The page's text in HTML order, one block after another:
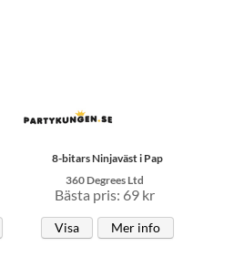
8-bitars Ninjaväst i Pap
360 Degrees Ltd
Bästa pris: 69 kr
Visa Mer info